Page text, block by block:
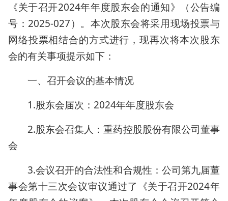
《关于召开2024年年度股东会的通知》（公告编
号：2025-027）。本次股东会将采用现场投票与
网络投票相结合的方式进行，现再次将本次股东
会的有关事项提示如下：
一、召开会议的基本情况
1.股东会届次：2024年年度股东会
2.股东会召集人：重药控股股份有限公司董事
会
3.会议召开的合法性和合规性：公司第九届董
事会第十三次会议审议通过了《关于召开2024年